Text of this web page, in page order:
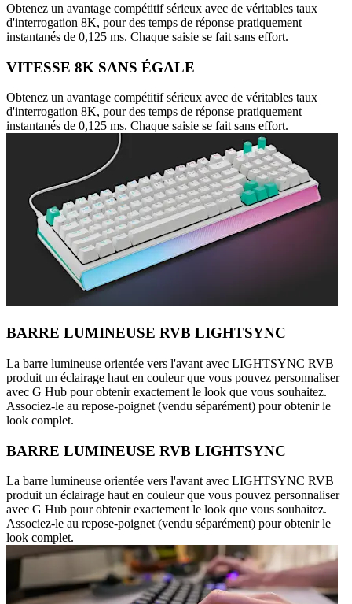
Obtenez un avantage compétitif sérieux avec de véritables taux
d'interrogation 8K, pour des temps de réponse pratiquement
instantanés de 0,125 ms. Chaque saisie se fait sans effort.
VITESSE 8K SANS ÉGALE
Obtenez un avantage compétitif sérieux avec de véritables taux
d'interrogation 8K, pour des temps de réponse pratiquement
instantanés de 0,125 ms. Chaque saisie se fait sans effort.
BARRE LUMINEUSE RVB LIGHTSYNC
La barre lumineuse orientée vers l'avant avec LIGHTSYNC RVB
produit un éclairage haut en couleur que vous pouvez personnaliser
avec G Hub pour obtenir exactement le look que vous souhaitez.
Associez-le au repose-poignet (vendu séparément) pour obtenir le
look complet.
BARRE LUMINEUSE RVB LIGHTSYNC
La barre lumineuse orientée vers l'avant avec LIGHTSYNC RVB
produit un éclairage haut en couleur que vous pouvez personnaliser
avec G Hub pour obtenir exactement le look que vous souhaitez.
Associez-le au repose-poignet (vendu séparément) pour obtenir le
look complet.